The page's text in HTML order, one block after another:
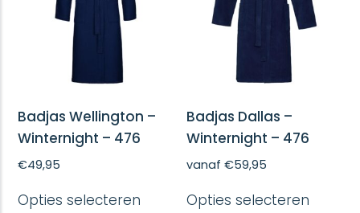
Badjas Wellington –
Winternight – 476
€49,95
Opties selecteren product
Badjas Dallas –
Winternight – 476
vanaf€59,95
Opties selecteren